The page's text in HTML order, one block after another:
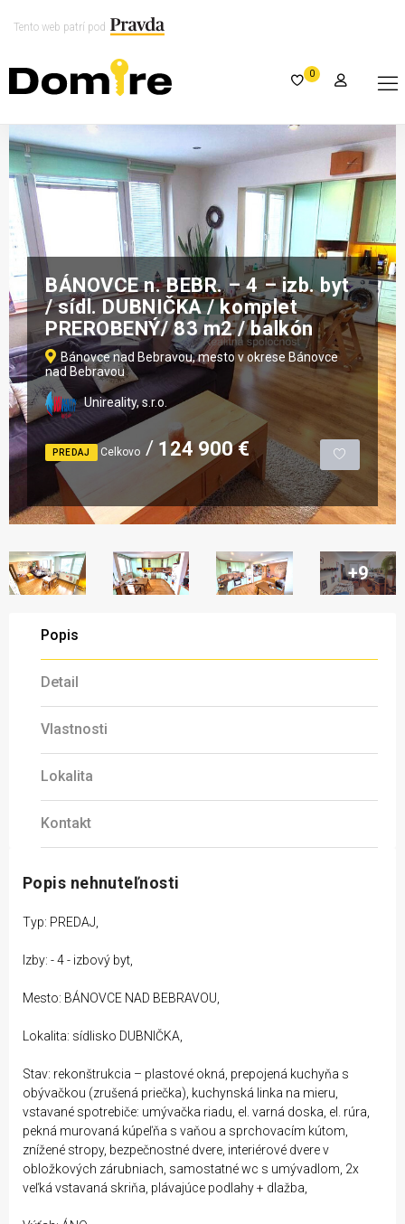
Tento web patrí pod
0
BÁNOVCE n. BEBR. – 4 – izb. byt
/ sídl. DUBNIČKA / komplet
PREROBENÝ/ 83 m2 / balkón
Bánovce nad Bebravou, mesto v okrese Bánovce
nad Bebravou
Unireality, s.r.o.
PREDAJ Celkovo 124 900 €
+9
Popis
Detail
Vlastnosti
Lokalita
Kontakt
Popis nehnuteľnosti
Typ: PREDAJ,
Izby: - 4 - izbový byt,
Mesto: BÁNOVCE NAD BEBRAVOU,
Lokalita: sídlisko DUBNIČKA,
Stav: rekonštrukcia – plastové okná, prepojená kuchyňa s
obývačkou (zrušená priečka), kuchynská linka na mieru,
vstavané spotrebiče: umývačka riadu, el. varná doska, el. rúra,
pekná murovaná kúpeľňa s vaňou a sprchovacím kútom,
znížené stropy, bezpečnostné dvere, interiérové dvere v
obložkových zárubniach, samostatné wc s umývadlom, 2x
veľká vstavaná skriňa, plávajúce podlahy + dlažba,